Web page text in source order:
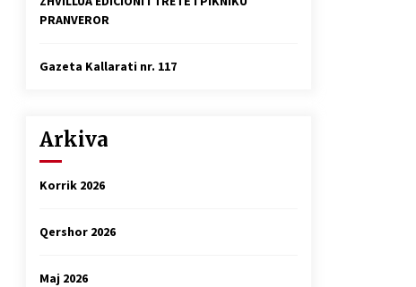
PRANVEROR
Gazeta Kallarati nr. 117
Arkiva
Korrik 2026
Qershor 2026
Maj 2026